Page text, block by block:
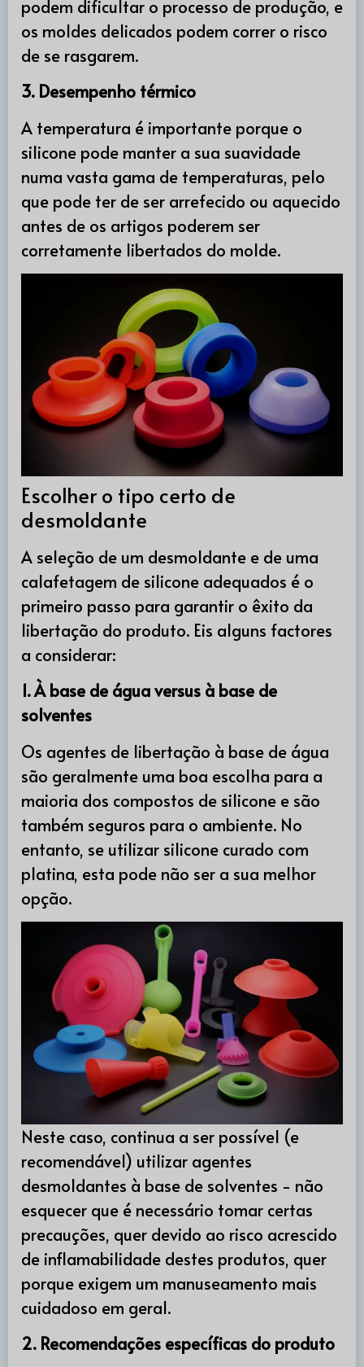
podem dificultar o processo de produção, e
os moldes delicados podem correr o risco
de se rasgarem.
3. Desempenho térmico
A temperatura é importante porque o
silicone pode manter a sua suavidade
numa vasta gama de temperaturas, pelo
que pode ter de ser arrefecido ou aquecido
antes de os artigos poderem ser
corretamente libertados do molde.
Escolher o tipo certo de
desmoldante
A seleção de um desmoldante e de uma
calafetagem de silicone adequados é o
primeiro passo para garantir o êxito da
libertação do produto. Eis alguns factores
a considerar:
1. À base de água versus à base de
solventes
Os agentes de libertação à base de água
são geralmente uma boa escolha para a
maioria dos compostos de silicone e são
também seguros para o ambiente. No
entanto, se utilizar silicone curado com
platina, esta pode não ser a sua melhor
opção.
Neste caso, continua a ser possível (e
recomendável) utilizar agentes
desmoldantes à base de solventes - não
esquecer que é necessário tomar certas
precauções, quer devido ao risco acrescido
de inflamabilidade destes produtos, quer
porque exigem um manuseamento mais
cuidadoso em geral.
2. Recomendações específicas do produto